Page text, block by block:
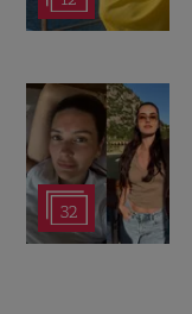
32